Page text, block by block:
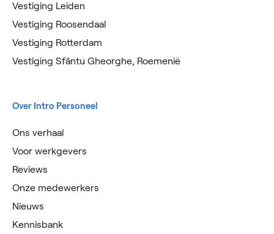
Vestiging Leiden
Vestiging Roosendaal
Vestiging Rotterdam
Vestiging Sfântu Gheorghe, Roemenië
Over Intro Personeel
Ons verhaal
Voor werkgevers
Reviews
Onze medewerkers
Nieuws
Kennisbank